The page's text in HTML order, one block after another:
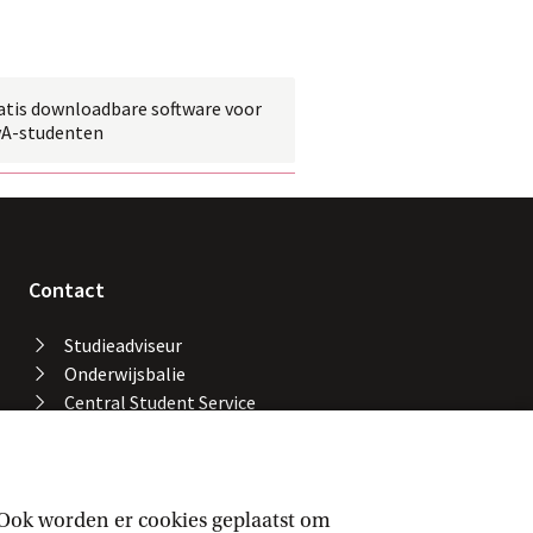
worden er cookies geplaatst om
downloadbare software voor
studenten
Contact
Studieadviseur
Onderwijsbalie
Central Student Service
Facility Services